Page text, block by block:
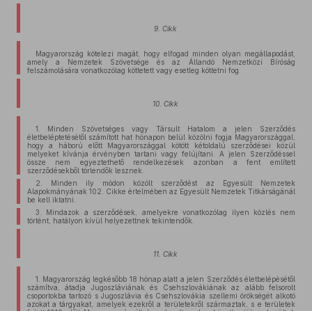
9. Cikk
Magyarország kötelezi magát, hogy elfogad minden olyan megállapodást,
amely a Nemzetek Szövetsége és az Állandó Nemzetközi Bíróság
felszámolására vonatkozólag köttetett vagy esetleg köttetni fog.
10. Cikk
1. Minden Szövetséges vagy Társult Hatalom a jelen Szerződés
életbeléptetésétől számított hat hónapon belül közölni fogja Magyarországgal,
hogy a háború előtt Magyarországgal kötött kétoldalú szerződései közül
melyeket kívánja érvényben tartani vagy felújítani. A jelen Szerződéssel
össze nem egyeztethető rendelkezések azonban a fent említett
szerződésekből törlendők lesznek.
2. Minden ily módon közölt szerződést az Egyesült Nemzetek
Alapokmányának 102. Cikke értelmében az Egyesült Nemzetek Titkárságánál
be kell iktatni.
3. Mindazok a szerződések, amelyekre vonatkozólag ilyen közlés nem
történt, hatályon kívül helyezettnek tekintendők.
11. Cikk
1. Magyarország legkésőbb 18 hónap alatt a jelen Szerződés életbelépésétől
számítva, átadja Jugoszláviának és Csehszlovákiának az alább felsorolt
csoportokba tartozó s Jugoszlávia és Csehszlovákia szellemi örökségét alkotó
azokat a tárgyakat, amelyek ezekről a területekről származtak, s e területek